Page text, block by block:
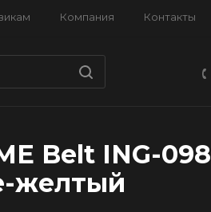
Компания Контакты
Belt ING-098
желтый